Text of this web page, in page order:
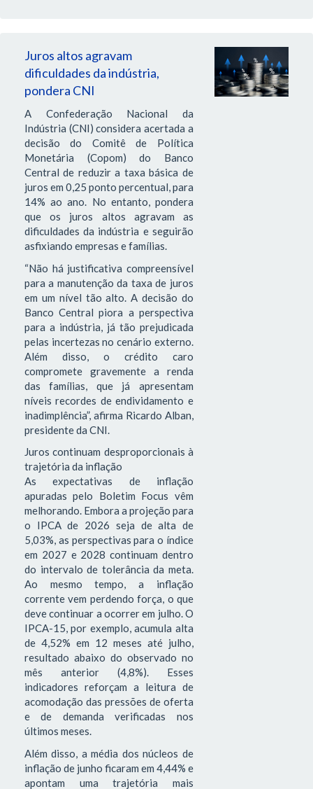
Juros altos agravam
dificuldades da indústria,
pondera CNI
A Confederação Nacional da
Indústria (CNI) considera acertada a
decisão do Comitê de Política
Monetária (Copom) do Banco
Central de reduzir a taxa básica de
juros em 0,25 ponto percentual, para
14% ao ano. No entanto, pondera
que os juros altos agravam as
dificuldades da indústria e seguirão
asfixiando empresas e famílias.
“Não há justificativa compreensível
para a manutenção da taxa de juros
em um nível tão alto. A decisão do
Banco Central piora a perspectiva
para a indústria, já tão prejudicada
pelas incertezas no cenário externo.
Além disso, o crédito caro
compromete gravemente a renda
das famílias, que já apresentam
níveis recordes de endividamento e
inadimplência”, afirma Ricardo Alban,
presidente da CNI.
Juros continuam desproporcionais à
trajetória da inflação
As expectativas de inflação
apuradas pelo Boletim Focus vêm
melhorando. Embora a projeção para
o IPCA de 2026 seja de alta de
5,03%, as perspectivas para o índice
em 2027 e 2028 continuam dentro
do intervalo de tolerância da meta.
Ao mesmo tempo, a inflação
corrente vem perdendo força, o que
deve continuar a ocorrer em julho. O
IPCA-15, por exemplo, acumula alta
de 4,52% em 12 meses até julho,
resultado abaixo do observado no
mês anterior (4,8%). Esses
indicadores reforçam a leitura de
acomodação das pressões de oferta
e de demanda verificadas nos
últimos meses.
Além disso, a média dos núcleos de
inflação de junho ficaram em 4,44% e
apontam uma trajetória mais